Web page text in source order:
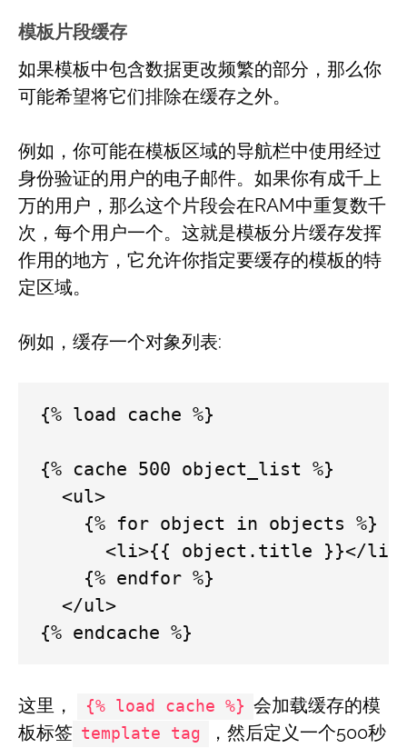
模板片段缓存
如果模板中包含数据更改频繁的部分，那么你
可能希望将它们排除在缓存之外。
例如，你可能在模板区域的导航栏中使用经过
身份验证的用户的电子邮件。如果你有成千上
万的用户，那么这个片段会在RAM中重复数千
次，每个用户一个。这就是模板分片缓存发挥
作用的地方，它允许你指定要缓存的模板的特
定区域。
例如，缓存一个对象列表:
{% load cache %}
{% cache 500 object_list %}
  <ul>
    {% for object in objects %}
      <li>{{ object.title }}</li>
    {% endfor %}
  </ul>
{% endcache %}
这里， {% load cache %} 会加载缓存的模
板标签 template tag
，然后定义一个500秒